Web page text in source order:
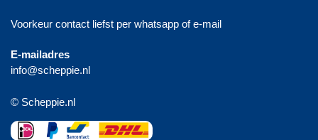
Voorkeur contact liefst per whatsapp of e-mail
E-mailadres
info@scheppie.nl
© Scheppie.nl